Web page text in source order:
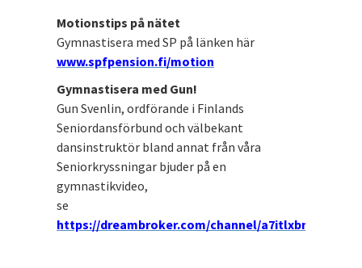
Motionstips på nätet
Gymnastisera med SP på länken här
www.spfpension.fi/motion
Gymnastisera med Gun!
Gun Svenlin, ordförande i Finlands
Seniordansförbund och välbekant
dansinstruktör bland annat från våra
Seniorkryssningar bjuder på en
gymnastikvideo,
se
https://dreambroker.com/channel/a7itlxbm#/